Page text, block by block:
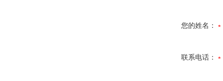
您的姓名：
联系电话：